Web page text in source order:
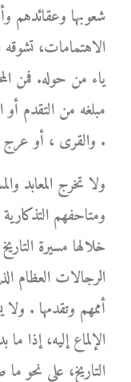
شعوبها وعقائدهم
الاهتمامات، تشوقه
ياء من حوله. فمن
مبلغه من التقدم
والقرى ، أو عرج عليها، وصفها وأبدى انطباعه عنها .
ولا تخرج المعابد
ومتاحفهم
خلالها مسيرة
الرجالات العظام
أممهم وتقدمها .
الإلماع إليه، إذا
التاريخ، على نحو ما